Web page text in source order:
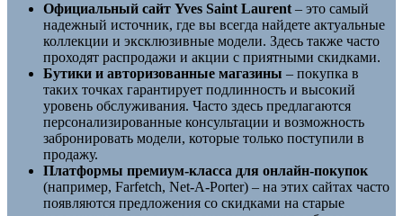
Официальный сайт Yves Saint Laurent – это самый
надежный источник, где вы всегда найдете актуальные
коллекции и эксклюзивные модели. Здесь также часто
проходят распродажи и акции с приятными скидками.
Бутики и авторизованные магазины – покупка в
таких точках гарантирует подлинность и высокий
уровень обслуживания. Часто здесь предлагаются
персонализированные консультации и возможность
забронировать модели, которые только поступили в
продажу.
Платформы премиум-класса для онлайн-покупок
(например, Farfetch, Net-A-Porter) – на этих сайтах часто
появляются предложения со скидками на старые